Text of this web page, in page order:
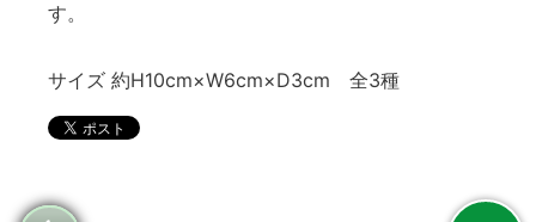
す。
サイズ 約H10cm×W6cm×D3cm 全3種